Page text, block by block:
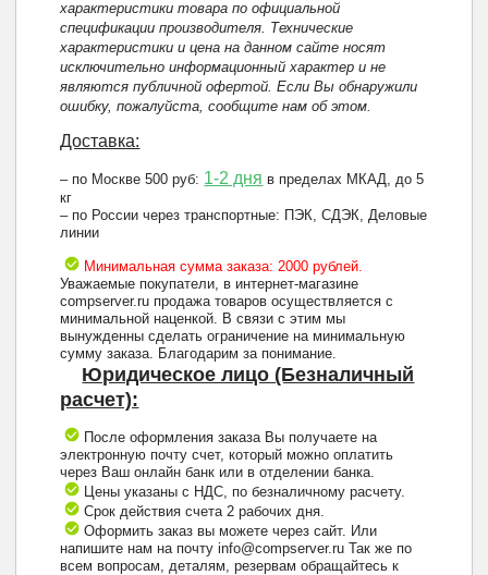
характеристики товара по официальной
спецификации производителя. Технические
характеристики и цена на данном сайте носят
исключительно информационный характер и не
являются публичной офертой. Если Вы обнаружили
ошибку, пожалуйста, сообщите нам об этом.
Доставка:
– по Москве 500 руб: 1-2 дня в пределах МКАД, до 5
кг
– по России через транспортные: ПЭК, СДЭК, Деловые
линии
Минимальная сумма заказа: 2000 рублей.
Уважаемые покупатели, в интернет-магазине
compserver.ru продажа товаров осуществляется с
минимальной наценкой. В связи с этим мы
вынужденны сделать ограничение на минимальную
сумму заказа. Благодарим за понимание.
Юридическое лицо (Безналичный
расчет):
После оформления заказа Вы получаете на
электронную почту счет, который можно оплатить
через Ваш онлайн банк или в отделении банка.
Цены указаны с НДС, по безналичному расчету.
Срок действия счета 2 рабочих дня.
Оформить заказ вы можете через сайт. Или
напишите нам на почту info@compserver.ru Так же по
всем вопросам, деталям, резервам обращайтесь к